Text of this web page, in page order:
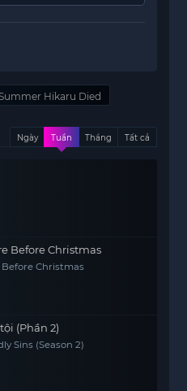
Hikaru Died
Ngày Tuần Tháng Tất cả
Before Christmas
Christmas
(Phần 2)
Sins (Season 2)